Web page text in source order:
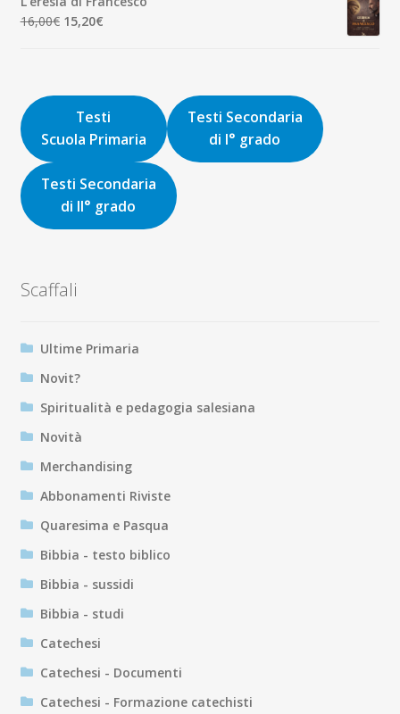
era:
9,00€.
è:
8,55€.
16,00€ Il
16,00€.
15,20€Il
15,20€.
Testi
Scuola Primaria
Testi Secondaria
di I° grado
Testi Secondaria
di II° grado
Scaffali
Ultime Primaria
Novit?
Spiritualità e pedagogia salesiana
Novità
Merchandising
Abbonamenti Riviste
Quaresima e Pasqua
Bibbia - testo biblico
Bibbia - sussidi
Bibbia - studi
Catechesi
Catechesi - Documenti
Catechesi - Formazione catechisti